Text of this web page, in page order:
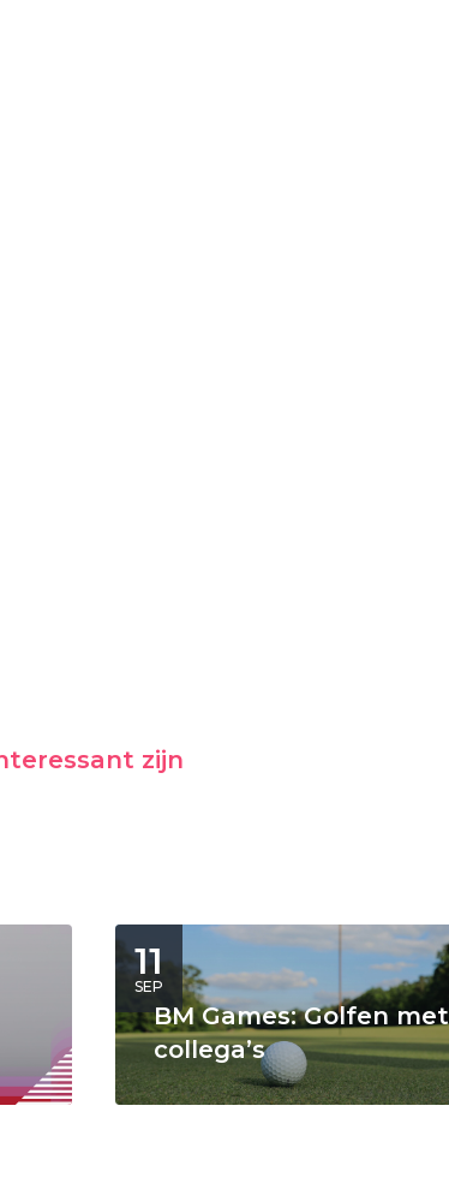
zijn
11
SEP
BM Games: Golfen met
collega’s